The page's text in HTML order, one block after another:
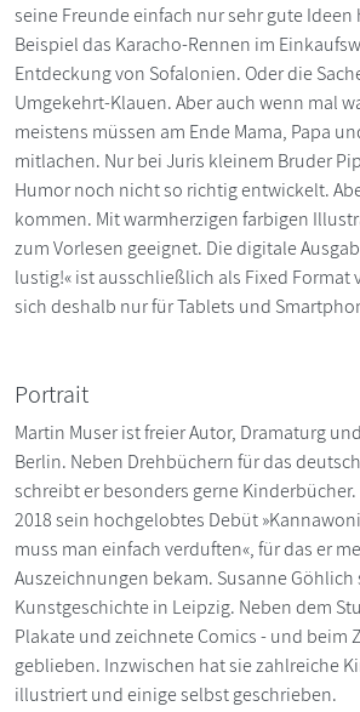
seine Freunde einfach nur sehr gute Ideen
Beispiel das Karacho-Rennen im
Entdeckung von Sofalonien. Oder die
Umgekehrt-Klauen. Aber auch wenn mal
meistens müssen am Ende Mama, Papa
mitlachen. Nur bei Juris kleinem Bruder
Humor noch nicht so richtig entwickelt.
kommen. Mit warmherzigen farbigen
zum Vorlesen geeignet. Die digitale
lustig!« ist ausschließlich als Fixed Format
sich deshalb nur für Tablets und
Portrait
Martin Muser ist freier Autor, Dramaturg
Berlin. Neben Drehbüchern für das
schreibt er besonders gerne
2018 sein hochgelobtes Debüt
muss man einfach verduften«, für das er
Auszeichnungen bekam. Susanne
Kunstgeschichte in Leipzig. Neben dem
Plakate und zeichnete Comics - und beim
geblieben. Inzwischen hat sie zahlreiche
illustriert und einige selbst geschrieben.